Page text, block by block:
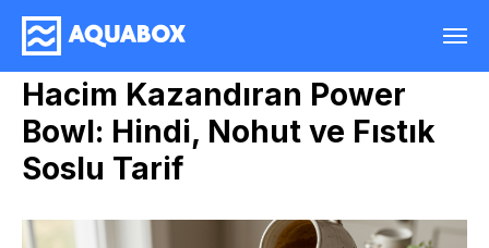
Hacim Kazandıran Power
Bowl: Hindi, Nohut ve Fıstık
Soslu Tarif